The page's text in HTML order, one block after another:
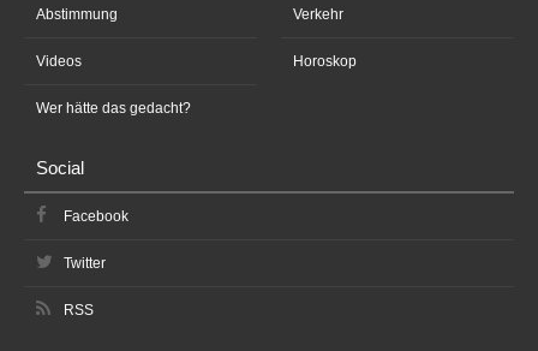
Abstimmung
Videos
Wer hätte das gedacht?
Verkehr
Horoskop
Social
Facebook
Twitter
RSS